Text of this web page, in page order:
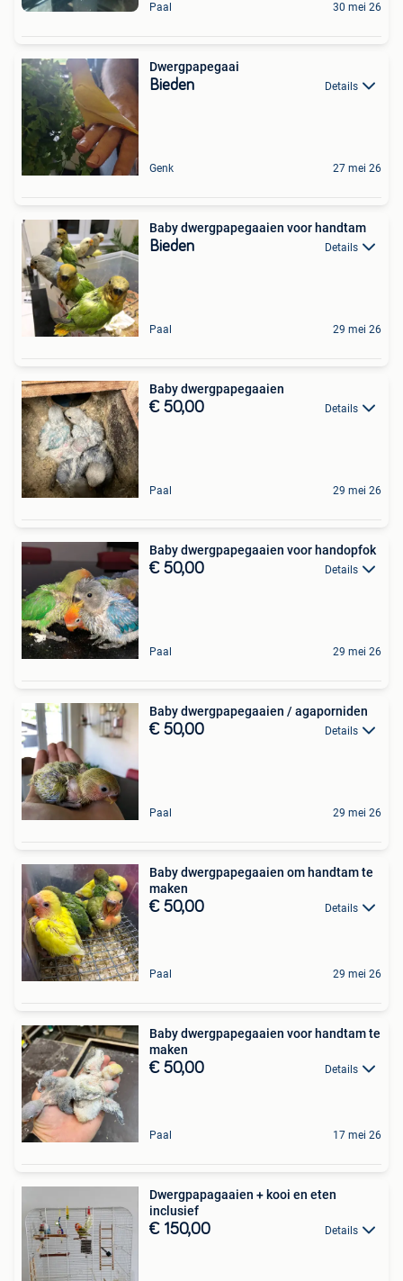
Paal 30 mei 26
Dwergpapegaai
Bieden Details
Genk 27 mei 26
Baby dwergpapegaaien voor handtam
Bieden Details
Paal 29 mei 26
Baby dwergpapegaaien
€ 50,00 Details
Paal 29 mei 26
Baby dwergpapegaaien voor handopfok
€ 50,00 Details
Paal 29 mei 26
Baby dwergpapegaaien / agaporniden
€ 50,00 Details
Paal 29 mei 26
Baby dwergpapegaaien om handtam te
maken
€ 50,00 Details
Paal 29 mei 26
Baby dwergpapegaaien voor handtam te
maken
€ 50,00 Details
Paal 17 mei 26
Dwergpapagaaien + kooi en eten
inclusief
€ 150,00 Details